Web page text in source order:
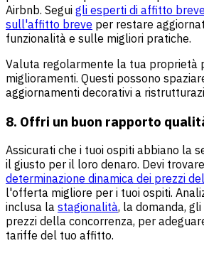
Airbnb. Segui gli esperti di affitto breve
sull'affitto breve per restare
funzionalità e sulle migliori pratiche.
Valuta regolarmente la tua proprietà
miglioramenti. Questi possono
aggiornamenti decorativi a
8. Offri un buon rapporto
Assicurati che i tuoi ospiti abbiano la
il giusto per il loro denaro. Devi
determinazione dinamica dei prezzi
l'offerta migliore per i tuoi ospiti.
inclusa la stagionalità, la domanda,
prezzi della concorrenza, per
tariffe del tuo affitto.